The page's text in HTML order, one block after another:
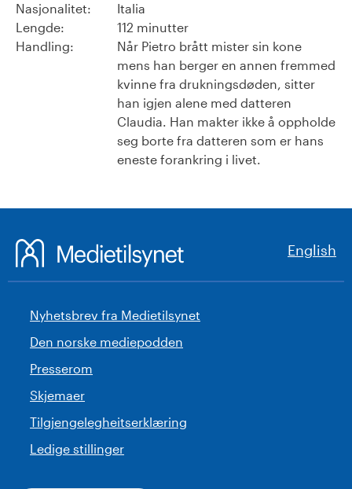
Nasjonalitet:
Italia
Lengde:
112 minutter
Handling:
Når Pietro brått mister sin kone
mens han berger en annen fremmed
kvinne fra drukningsdøden, sitter
han igjen alene med datteren
Claudia. Han makter ikke å oppholde
seg borte fra datteren som er hans
eneste forankring i livet.
English
Nyhetsbrev fra Medietilsynet
Den norske mediepodden
Presserom
Skjemaer
Tilgjengelegheitserklæring
Ledige stillinger